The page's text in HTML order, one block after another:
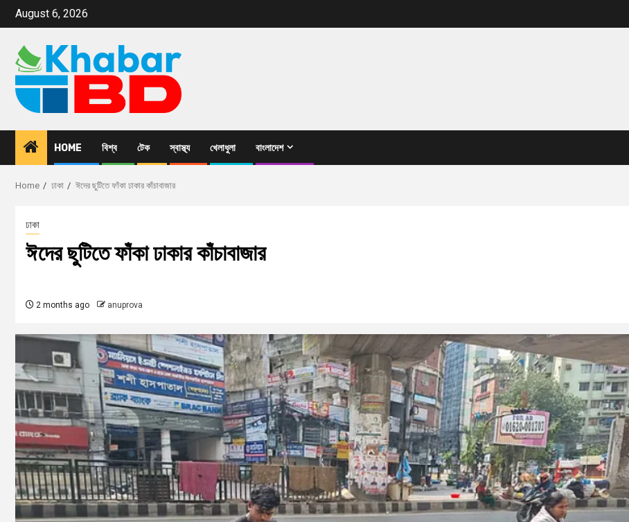
August 6, 2026
HOME বিশ্ব টেক স্বাস্থ্য খেলাধুলা বাংলাদেশ
Home ঢাকা ঈদের ছুটিতে ফাঁকা ঢাকার কাঁচাবাজার
ঢাকা
ঈদের ছুটিতে ফাঁকা ঢাকার কাঁচাবাজার
2 months ago anuprova